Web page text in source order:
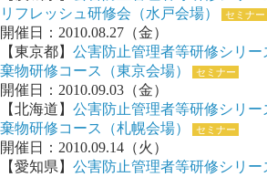
リフレッシュ研修会（水戸会場）
セミナー
開催日：2010.08.27（金）
【東京都】 公害防止管理者等研修シリ
棄物研修コース（東京会場）
セミナー
開催日：2010.09.03（金）
【北海道】 公害防止管理者等研修シリ
棄物研修コース（札幌会場）
セミナー
開催日：2010.09.14（火）
【愛知県】 公害防止管理者等研修シリ